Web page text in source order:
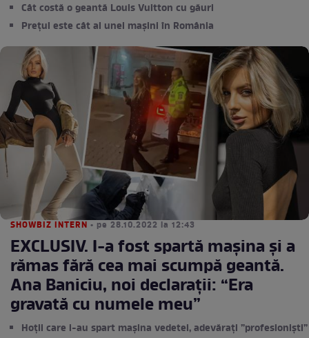
Cât costă o geantă Louis Vuitton cu găuri
Prețul este cât al unei mașini în România
SHOWBIZ INTERN • pe 28.10.2022 la 12:43
EXCLUSIV. I-a fost spartă mașina și a
rămas fără cea mai scumpă geantă.
Ana Baniciu, noi declarații: “Era
gravată cu numele meu”
Hoții care i-au spart mașina vedetei, adevărați ”profesioniști”